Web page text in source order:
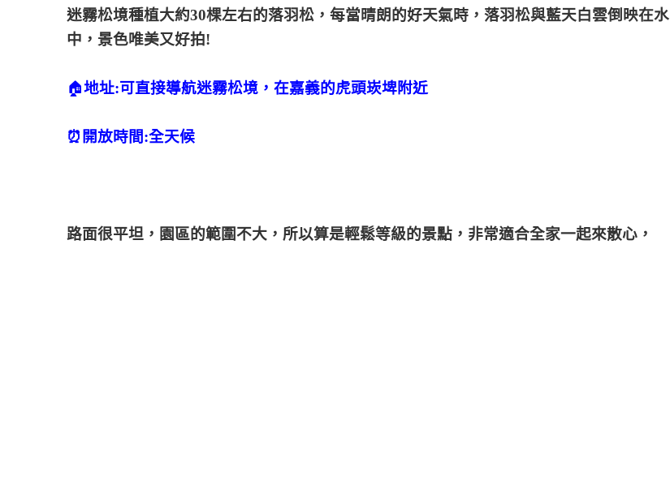
迷霧松境種植大約30棵左右的落羽松，每當晴朗的好天氣時，落羽松與藍天白雲倒映在水
中，景色唯美又好拍!
🏠地址:可直接導航迷霧松境，在嘉義的虎頭崁埤附近
⏰開放時間:全天候
路面很平坦，園區的範圍不大，所以算是輕鬆等級的景點，非常適合全家一起來散心，